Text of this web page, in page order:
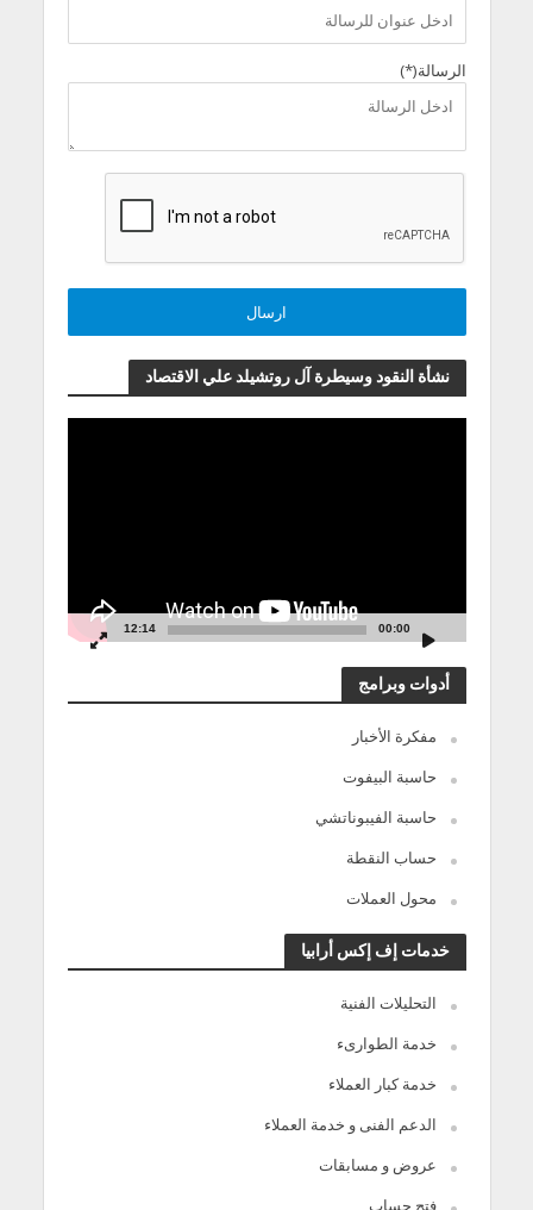
الرسالة(*)
نشأة النقود وسيطرة آل روتشيلد علي الاقتصاد
00:00
12:14
أدوات وبرامج
مفكرة الأخبار
حاسبة البيفوت
حاسبة الفيبوناتشي
حساب النقطة
محول العملات
خدمات إف إكس أرابيا
التحليلات الفنية
خدمة الطوارىء
خدمة كبار العملاء
الدعم الفنى و خدمة العملاء
عروض و مسابقات
فتح حساب